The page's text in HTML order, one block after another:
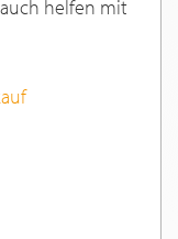
helfen mit